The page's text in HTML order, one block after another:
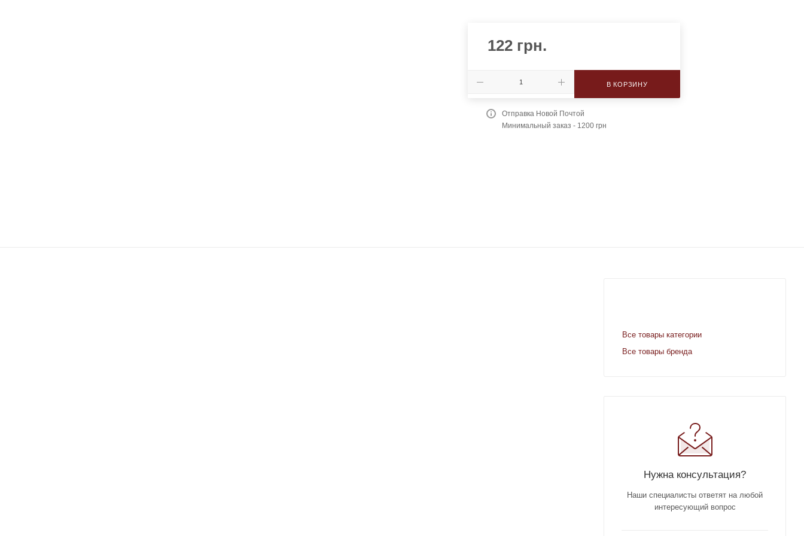
122 грн.
В КОРЗИНУ
Отправка Новой Почтой
Минимальный заказ - 1200 грн
Все товары категории
Все товары бренда
Нужна консультация?
Наши специалисты ответят на любой
интересующий вопрос